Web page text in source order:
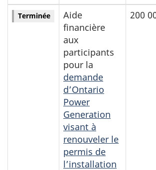
Terminée
Aide
financière
aux
participants
pour la
demande
d’Ontario
Power
Generation
visant à
renouveler le
permis de
l’installation
200